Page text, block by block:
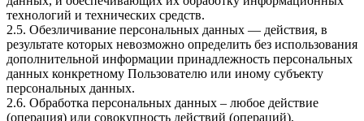
технологий и технических средств.
2.5. Обезличивание персональных данных — действия, в
результате которых невозможно определить без использования
дополнительной информации принадлежность персональных
данных конкретному Пользователю или иному субъекту
персональных данных.
2.6. Обработка персональных данных – любое действие
(операция) или совокупность действий (операций),